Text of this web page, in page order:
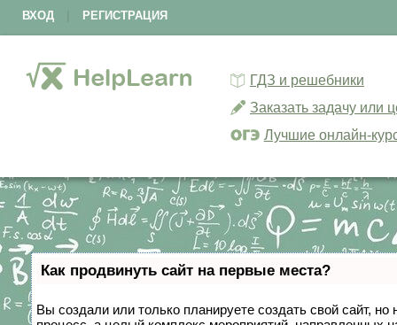
ВХОД РЕГИСТРАЦИЯ
ГДЗ и решебники
Заказать задачу или
Лучшие онлайн-
Как продвинуть сайт на первые места?
Вы создали или только планируете создать свой сайт,